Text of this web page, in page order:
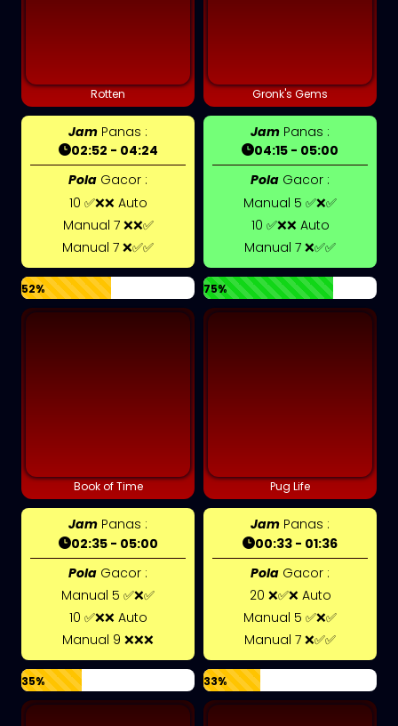
Rotten
Jam Panas :
02:52 - 04:24
Pola Gacor :
10 ✅❌❌ Auto
Manual 7 ❌❌✅
Manual 7 ❌✅✅
52%
Gronk's Gems
Jam Panas :
04:15 - 05:00
Pola Gacor :
Manual 5 ✅❌✅
10 ✅❌❌ Auto
Manual 7 ❌✅✅
75%
Book of Time
Jam Panas :
02:35 - 05:00
Pola Gacor :
Manual 5 ✅❌✅
10 ✅❌❌ Auto
Manual 9 ❌❌❌
35%
Pug Life
Jam Panas :
00:33 - 01:36
Pola Gacor :
20 ❌✅❌ Auto
Manual 5 ✅❌✅
Manual 7 ❌✅✅
33%